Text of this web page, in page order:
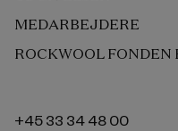
MEDARBEJDERE
ROCKWOOL FONDEN
+45 33 34 48 00